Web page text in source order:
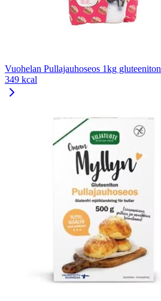
Vuohelan Pullajauhoseos 1kg gluteeniton
349 kcal